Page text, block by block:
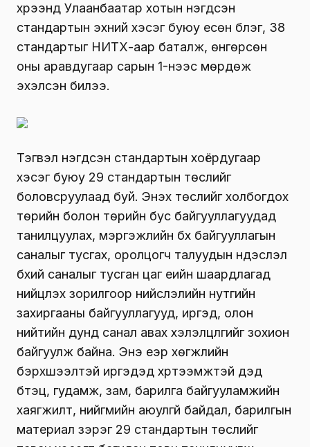
хүрээнд Улаанбаатар хотын нэгдсэн
стандартын эхний хэсэг буюу есөн бүлэг, 38
стандартыг НИТХ-аар баталж, өнгөрсөн
оны аравдугаар сарын 1-нээс мөрдөж
эхэлсэн билээ.
Тэгвэл нэгдсэн стандартын хоёрдугаар
хэсэг буюу 29 стандартын төслийг
боловсруулаад буй. Энэхүү төслийг холбогдох
төрийн болон төрийн бус байгууллагуудад
танилцуулах, мэргэжлийн бүх байгууллагын
саналыг тусгах, оролцогч талуудын үндэслэл
бүхий саналыг тусган цаг үеийн шаардлагад
нийцүүлэх зорилгоор нийслэлийн нутгийн
захиргааны байгууллагууд, иргэд, олон
нийтийн дунд санал авах хэлэлцүүлгийг зохион
байгуулж байна. Энэ үеэр хөгжлийн
бэрхшээлтэй иргэдэд хүртээмжтэй дэд
бүтэц, гудамж, зам, барилга байгууламжийн
хаягжилт, нийгмийн аюулгүй байдал, барилгын
материал зэрэг 29 стандартын төслийг